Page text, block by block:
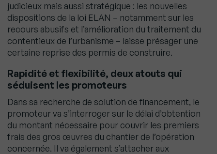
judicieux mais aussi stratégique : les nouvelles
dispositions de la loi ELAN – notamment sur les
recours abusifs et l’amélioration du traitement du
contentieux de l’urbanisme – laisse présager une
certaine reprise des permis de construire.
Rapidité et flexibilité, deux atouts qui
séduisent les promoteurs
Dans sa recherche de solution de financement, le
promoteur va s’interroger sur le délai d’obtention
du montant nécessaire pour couvrir les premiers
frais des gros œuvres du chantier de l’opération
concernée. Il va également s’attacher aux